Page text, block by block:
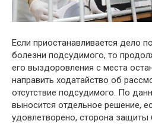
Если приостанавливается дело
болезни подсудимого, то
его выздоровления с места
направить ходатайство об
отсутствие подсудимого. По
выносится отдельное решение,
удовлетворено, сторона защиты